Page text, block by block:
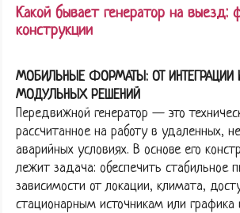
Какой бывает генератор на выезд:
конструкции
МОБИЛЬНЫЕ ФОРМАТЫ: ОТ ИНТЕГРАЦИИ
МОДУЛЬНЫХ РЕШЕНИЙ
Передвижной генератор — это
рассчитанное на работу в удаленных,
аварийных условиях. В основе его
лежит задача: обеспечить стабильное
зависимости от локации, климата,
стационарным источникам или графика